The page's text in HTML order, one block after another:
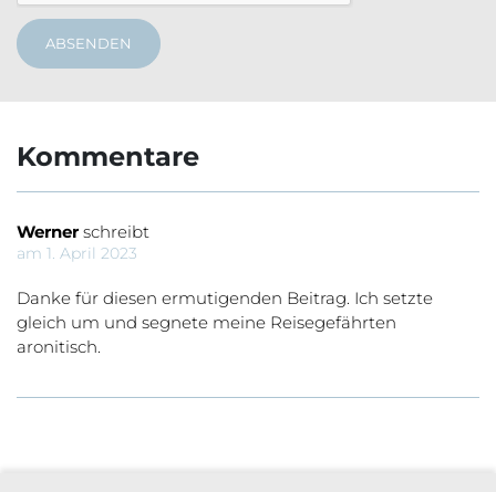
ABSENDEN
Kommentare
Wernerschreibt
am 1. April 2023
Danke für diesen ermutigenden Beitrag. Ich setzte
gleich um und segnete meine Reisegefährten
aronitisch.